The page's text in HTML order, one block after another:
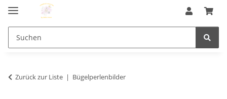
Zurück zur Liste Bügelperlenbilder